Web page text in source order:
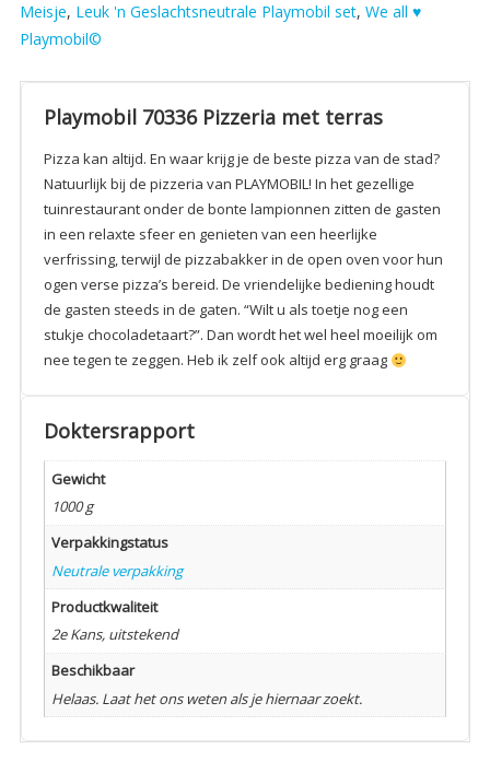
Meisje, Leuk 'n Geslachtsneutrale Playmobil set, We all ♥
Playmobil©
Playmobil 70336 Pizzeria met terras
Pizza kan altijd. En waar krijg je de beste pizza van de stad?
Natuurlijk bij de pizzeria van PLAYMOBIL! In het gezellige
tuinrestaurant onder de bonte lampionnen zitten de gasten
in een relaxte sfeer en genieten van een heerlijke
verfrissing, terwijl de pizzabakker in de open oven voor hun
ogen verse pizza’s bereid. De vriendelijke bediening houdt
de gasten steeds in de gaten. “Wilt u als toetje nog een
stukje chocoladetaart?”. Dan wordt het wel heel moeilijk om
nee tegen te zeggen. Heb ik zelf ook altijd erg graag
Doktersrapport
Gewicht
1000 g
Verpakkingstatus
Neutrale verpakking
Productkwaliteit
2e Kans, uitstekend
Beschikbaar
Helaas. Laat het ons weten als je hiernaar zoekt.